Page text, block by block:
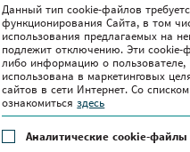
Данный тип cookie-файлов
функционирования Сайта, в том
использования предлагаемых на
подлежит отключению. Эти
либо информацию о пользователе,
использована в маркетинговых
сайтов в сети Интернет. Со
ознакомитьсяздесь
Аналитические cookie-файлы